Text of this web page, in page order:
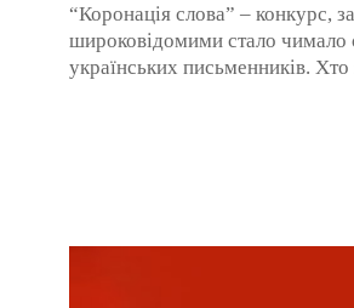
“Коронація слова” – конкурс,
широковідомими стало чимало
українських письменників. Хто